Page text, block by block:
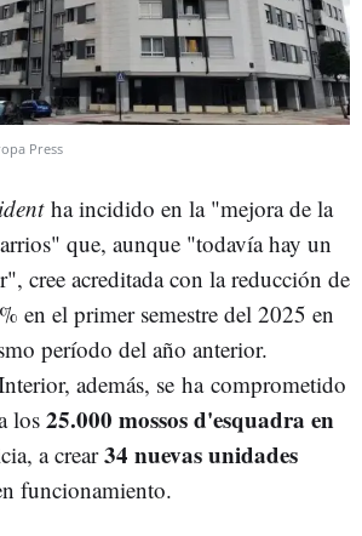
Press
ha incidido en la "mejora de la
que, aunque "todavía hay un
cree acreditada con la reducción de
en el primer semestre del 2025 en
período del año anterior.
además, se ha comprometido
los 25.000 mossos d'esquadra en
a crear34 nuevas unidades
funcionamiento.